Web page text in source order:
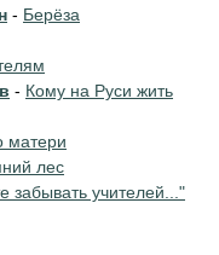
- Берёза
- Кому на Руси жить
матери
лес
забывать учителей..."